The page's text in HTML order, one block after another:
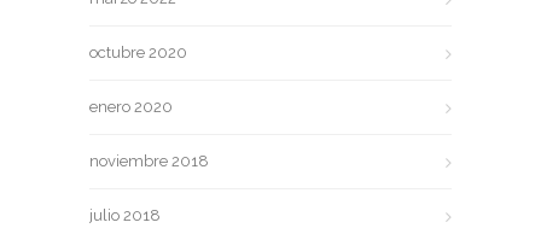
octubre 2020
enero 2020
noviembre 2018
julio 2018